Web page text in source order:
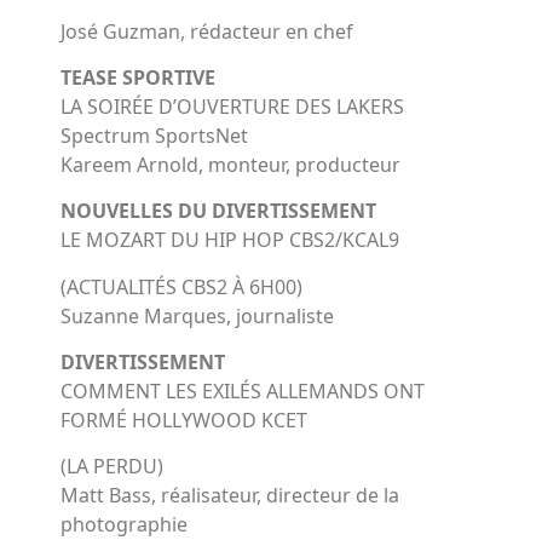
José Guzman, rédacteur en chef
TEASE SPORTIVE
LA SOIRÉE D’OUVERTURE DES LAKERS
Spectrum SportsNet
Kareem Arnold, monteur, producteur
NOUVELLES DU DIVERTISSEMENT
LE MOZART DU HIP HOP CBS2/KCAL9
(ACTUALITÉS CBS2 À 6H00)
Suzanne Marques, journaliste
DIVERTISSEMENT
COMMENT LES EXILÉS ALLEMANDS ONT
FORMÉ HOLLYWOOD KCET
(LA PERDU)
Matt Bass, réalisateur, directeur de la
photographie